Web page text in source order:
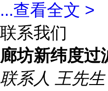
...查看全文 >
联系我们
廊坊新纬度过
联系人 王先生